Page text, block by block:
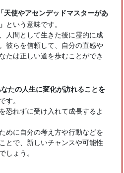
「天使やアセンデッドマスターがあ
という意味です。
人間として生きた後に霊的に成
彼らを信頼して、自分の直感や
たは正しい道を歩むことができ
なたの人生に変化が訪れることを
す。
恐れずに受け入れて成長するよ
めに自分の考え方や行動などを
とで、新しいチャンスや可能性
しょう。